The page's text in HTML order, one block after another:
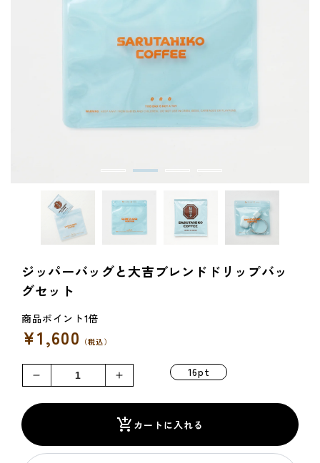
ジッパーバッグと大吉ブレンドドリップバッ
グセット
通
常
価
格
¥1,600 （税込）
ジ
ッ
バ
ジ
ッ
パ
ー
バ
16pt
カートに入れる